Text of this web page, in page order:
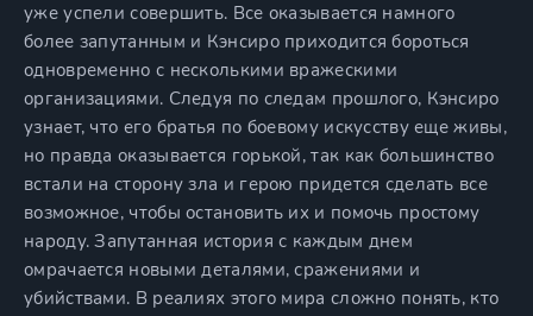
уже успели совершить. Все оказывается намного
более запутанным и Кэнсиро приходится бороться
одновременно с несколькими вражескими
организациями. Следуя по следам прошлого, Кэнсиро
узнает, что его братья по боевому искусству еще живы,
но правда оказывается горькой, так как большинство
встали на сторону зла и герою придется сделать все
возможное, чтобы остановить их и помочь простому
народу. Запутанная история с каждым днем
омрачается новыми деталями, сражениями и
убийствами. В реалиях этого мира сложно понять, кто